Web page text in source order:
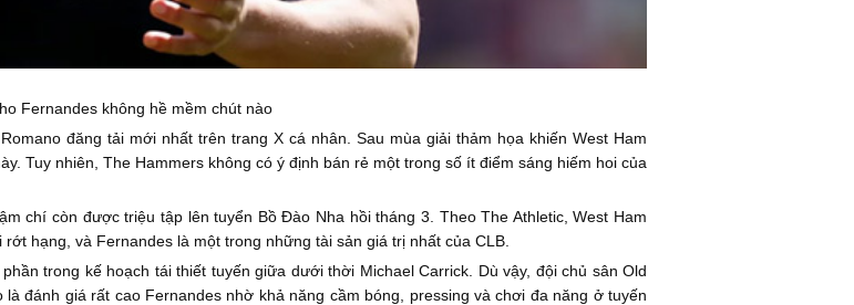
Fernandes không hề mềm chút nào
đăng tải mới nhất trên trang X cá nhân. Sau mùa giải thảm họa khiến West Ham
Tuy nhiên, The Hammers không có ý định bán rẻ một trong số ít điểm sáng hiếm hoi của
chí còn được triệu tập lên tuyển Bồ Đào Nha hồi tháng 3. Theo The Athletic, West Ham
hạng, và Fernandes là một trong những tài sản giá trị nhất của CLB.
trong kế hoạch tái thiết tuyến giữa dưới thời Michael Carrick. Dù vậy, đội chủ sân Old
đánh giá rất cao Fernandes nhờ khả năng cầm bóng, pressing và chơi đa năng ở tuyến